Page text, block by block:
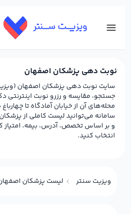
نوبت دهی پزشکان اصفهان
سایت نوبت دهی پزشکان اصفهان
جستجو، مقایسه و رزرو نوبت اینترنتی
محله‌های آن از خیابان آمادگاه تا
سامانه می‌توانید لیست کاملی از
و بر اساس تخصص، آدرس، بیمه، امتیاز
انتخاب کنید.
ویزیت سنتر لیست پزشکان